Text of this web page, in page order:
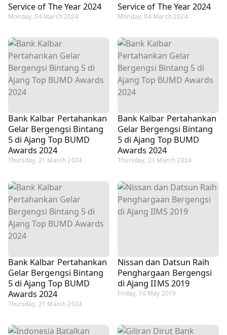
Service of The Year 2024
Monday, 04 March 2024
Service of The Year 2024
Monday, 04 March 2024
Bank Kalbar Pertahankan
Gelar Bergengsi Bintang
5 di Ajang Top BUMD
Awards 2024
Thursday, 21 March 2024
Bank Kalbar Pertahankan
Gelar Bergengsi Bintang
5 di Ajang Top BUMD
Awards 2024
Thursday, 21 March 2024
Bank Kalbar Pertahankan
Gelar Bergengsi Bintang
5 di Ajang Top BUMD
Awards 2024
Thursday, 21 March 2024
Nissan dan Datsun Raih
Penghargaan Bergengsi
di Ajang IIMS 2019
Friday, 10 May 2019